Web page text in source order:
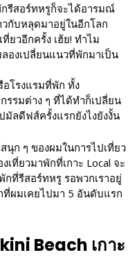
กรีสอร์ทหรูก็จะได้อารมณ์
กับหลุดมาอยู่ในอีกโลก
ยวอีกครั้ง เฮ้ย! ทำไม
ลองเปลี่ยนแนวที่พักมาเป็น
โรงแรมที่พัก ทั้ง
รมต่าง ๆ ที่ได้ทำก็เปลี่ยน
มัลดีฟส์ครั้งแรกยังไงยังงั้น
ก ๆ ของผมในการไปเที่ยว
ที่ยวมาพักที่เกาะ Local จะ
ที่รีสอร์ทหรู รอพวกเราอยู่
ที่ผมเคยไปมา 5 อันดับแรก
Beach เกาะ